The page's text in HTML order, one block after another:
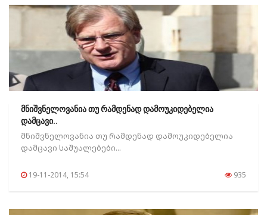
მნიშვნელოვანია თუ რამდენად დამოუკიდებელია
დამცავი..
მნიშვნელოვანია თუ რამდენად დამოუკიდებელია
დამცავი საშუალებები...
19-11-2014, 15:54 935